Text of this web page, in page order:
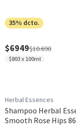
Válida hasta su
35% dcto.
$6949$10.690
$803 x 100ml
Herbal Essences
Shampoo Herbal
Smooth Rose Hips